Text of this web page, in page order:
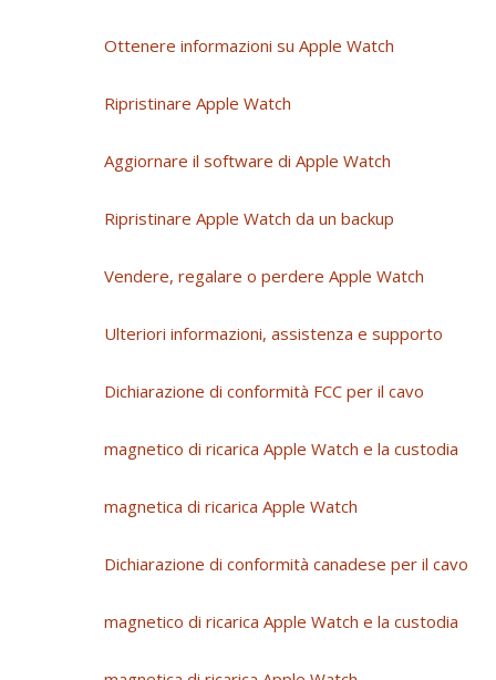
Ottenere informazioni su Apple Watch
Ripristinare Apple Watch
Aggiornare il software di Apple Watch
Ripristinare Apple Watch da un backup
Vendere, regalare o perdere Apple Watch
Ulteriori informazioni, assistenza e supporto
Dichiarazione di conformità FCC per il cavo
magnetico di ricarica Apple Watch e la custodia
magnetica di ricarica Apple Watch
Dichiarazione di conformità canadese per il cavo
magnetico di ricarica Apple Watch e la custodia